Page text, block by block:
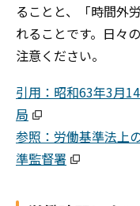
ることと、「時間外
れることです。日々
注意ください。
引用：昭和63年3月
局
参照：労働基準法上
準監督署